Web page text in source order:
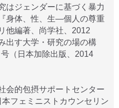
ジェンダーに基づく暴力
身体、性、生―個人の尊重
他編著、尚学社、2012
出す大学・研究の場の構
（日本加除出版、2014
会的包摂サポートセンター
フェミニストカウンセリン